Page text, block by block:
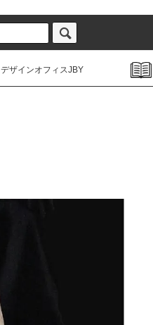
デザインオフィスJBY